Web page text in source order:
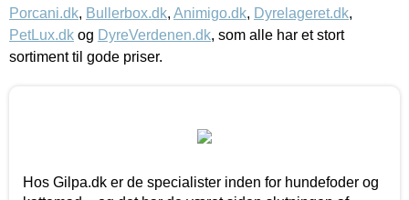
Porcani.dk, Bullerbox.dk, Animigo.dk, Dyrelageret.dk,
PetLux.dk og DyreVerdenen.dk, som alle har et stort
sortiment til gode priser.
Hos Gilpa.dk er de specialister inden for hundefoder og